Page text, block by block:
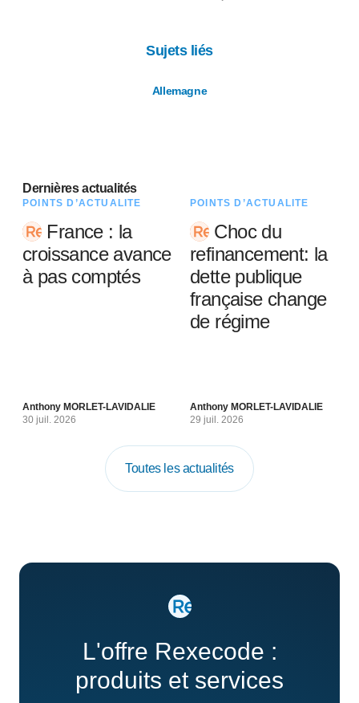
Sujets liés
Allemagne
Dernières actualités
POINTS D’ACTUALITÉ
France : la
croissance avance
à pas comptés
Anthony MORLET-LAVIDALIE
30 juil. 2026
POINTS D’ACTUALITÉ
Choc du
refinancement: la
dette publique
française change
de régime
Anthony MORLET-LAVIDALIE
29 juil. 2026
Toutes les actualités
L'offre Rexecode :
produits et services